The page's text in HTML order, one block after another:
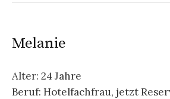
Melanie
Alter: 24 Jahre
Beruf: Hotelfachfrau, jetzt